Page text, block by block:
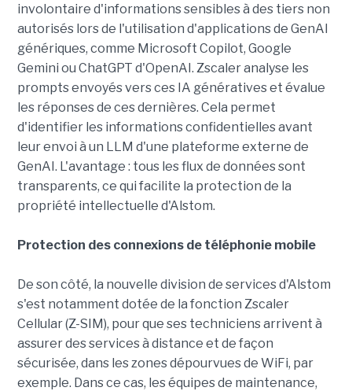
involontaire d'informations sensibles à des tiers non
autorisés lors de l'utilisation d'applications de GenAI
génériques, comme Microsoft Copilot, Google
Gemini ou ChatGPT d'OpenAI. Zscaler analyse les
prompts envoyés vers ces IA génératives et évalue
les réponses de ces dernières. Cela permet
d'identifier les informations confidentielles avant
leur envoi à un LLM d'une plateforme externe de
GenAI. L'avantage : tous les flux de données sont
transparents, ce qui facilite la protection de la
propriété intellectuelle d'Alstom.
Protection des connexions de téléphonie mobile
De son côté, la nouvelle division de services d'Alstom
s'est notamment dotée de la fonction Zscaler
Cellular (Z-SIM), pour que ses techniciens arrivent à
assurer des services à distance et de façon
sécurisée, dans les zones dépourvues de WiFi, par
exemple. Dans ce cas, les équipes de maintenance,